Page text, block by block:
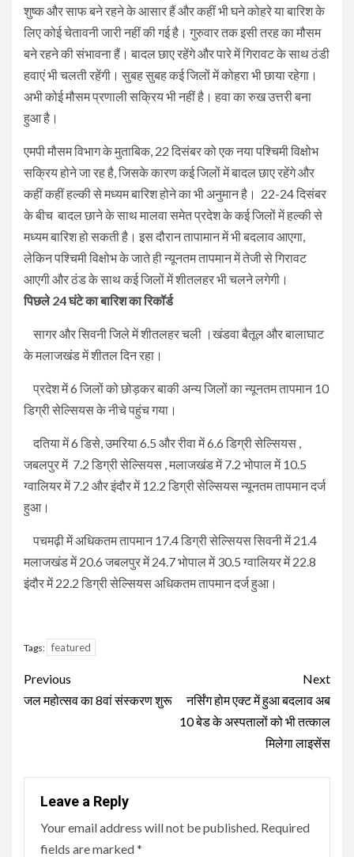
शुष्क और साफ बने रहने के आसार हैं और कहीं भी घने कोहरे या बारिश के
लिए कोई चेतावनी जारी नहीं की गई है। गुरुवार तक इसी तरह का मौसम
बने रहने की संभावना हैं। बादल छाए रहेंगे और पारे में गिरावट के साथ ठंडी
हवाएं भी चलती रहेंगी। सुबह सुबह कई जिलों में कोहरा भी छाया रहेगा।
अभी कोई मौसम प्रणाली सक्रिय भी नहीं है। हवा का रुख उत्तरी बना
हुआ है।
एमपी मौसम विभाग के मुताबिक, 22 दिसंबर को एक नया पश्चिमी विक्षोभ
सक्रिय होने जा रह है, जिसके कारण कई जिलों में बादल छाए रहेंगे और
कहीं कहीं हल्की से मध्यम बारिश होने का भी अनुमान है। 22-24 दिसंबर
के बीच बादल छाने के साथ मालवा समेत प्रदेश के कई जिलों में हल्की से
मध्यम बारिश हो सकती है। इस दौरान तापामान में भी बदलाव आएगा,
लेकिन पश्चिमी विक्षोभ के जाते ही न्यूनतम तापमान में तेजी से गिरावट
आएगी और ठंड के साथ कई जिलों में शीतलहर भी चलने लगेगी।
पिछले 24 घंटे का बारिश का रिकॉर्ड
सागर और सिवनी जिले में शीतलहर चली ।खंडवा बैतूल और बालाघाट
के मलाजखंड में शीतल दिन रहा।
प्रदेश में 6 जिलों को छोड़कर बाकी अन्य जिलों का न्यूनतम तापमान 10
डिग्री सेल्सियस के नीचे पहुंच गया।
दतिया में 6 डिसे, उमरिया 6.5 और रीवा में 6.6 डिग्री सेल्सियस ,
जबलपुर में 7.2 डिग्री सेल्सियस , मलाजखंड में 7.2 भोपाल में 10.5
ग्वालियर में 7.2 और इंदौर में 12.2 डिग्री सेल्सियस न्यूनतम तापमान दर्ज
हुआ।
पचमढ़ी में अधिकतम तापमान 17.4 डिग्री सेल्सियस सिवनी में 21.4
मलाजखंड में 20.6 जबलपुर में 24.7 भोपाल में 30.5 ग्वालियर में 22.8
इंदौर में 22.2 डिग्री सेल्सियस अधिकतम तापमान दर्ज हुआ।
Tags: featured
Continue
Reading
Previous
जल महोत्सव का 8वां संस्करण शुरू
Next
नर्सिंग होम एक्ट में हुआ बदलाव अब
10 बेड के अस्पतालों को भी तत्काल
मिलेगा लाइसेंस
Leave a Reply
Your email address will not be published. Required
fields are marked*